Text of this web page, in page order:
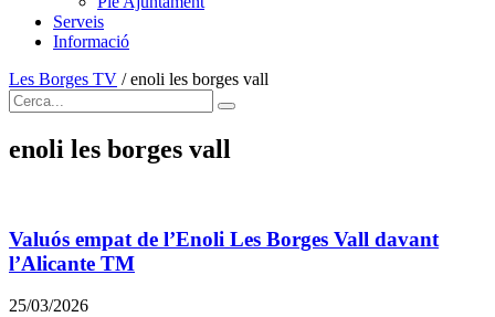
Serveis
Informació
Les Borges TV /enoli les borges vall
enoli les borges vall
Valuós empat de l’Enoli Les Borges Vall davant
l’Alicante TM
25/03/2026